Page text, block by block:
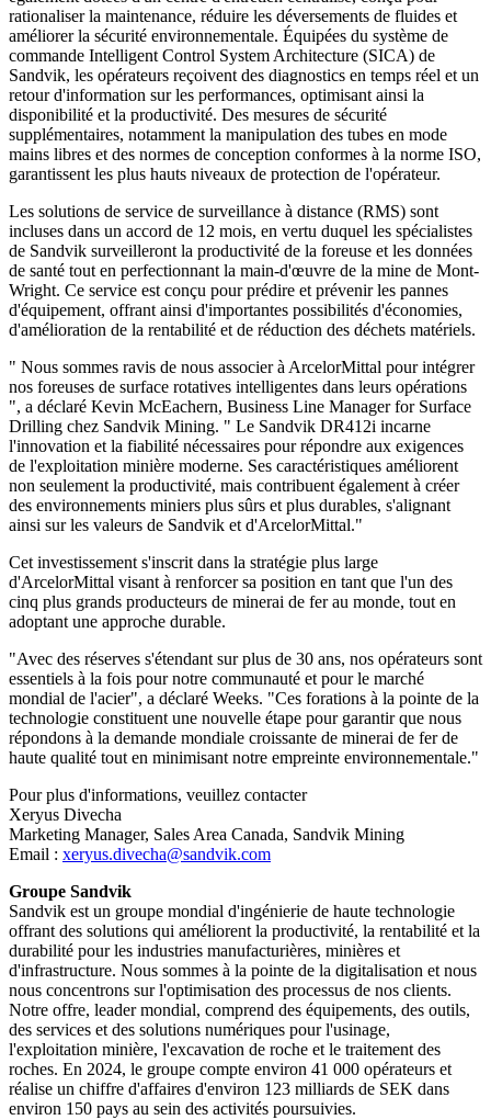
rationaliser la maintenance, réduire les déversements de fluides et
améliorer la sécurité environnementale. Équipées du système de
commande Intelligent Control System Architecture (SICA) de
Sandvik, les opérateurs reçoivent des diagnostics en temps réel et un
retour d'information sur les performances, optimisant ainsi la
disponibilité et la productivité. Des mesures de sécurité
supplémentaires, notamment la manipulation des tubes en mode
mains libres et des normes de conception conformes à la norme ISO,
garantissent les plus hauts niveaux de protection de l'opérateur.
Les solutions de service de surveillance à distance (RMS) sont
incluses dans un accord de 12 mois, en vertu duquel les spécialistes
de Sandvik surveilleront la productivité de la foreuse et les données
de santé tout en perfectionnant la main-d'œuvre de la mine de Mont-
Wright. Ce service est conçu pour prédire et prévenir les pannes
d'équipement, offrant ainsi d'importantes possibilités d'économies,
d'amélioration de la rentabilité et de réduction des déchets matériels.
" Nous sommes ravis de nous associer à ArcelorMittal pour intégrer
nos foreuses de surface rotatives intelligentes dans leurs opérations
", a déclaré Kevin McEachern, Business Line Manager for Surface
Drilling chez Sandvik Mining. " Le Sandvik DR412i incarne
l'innovation et la fiabilité nécessaires pour répondre aux exigences
de l'exploitation minière moderne. Ses caractéristiques améliorent
non seulement la productivité, mais contribuent également à créer
des environnements miniers plus sûrs et plus durables, s'alignant
ainsi sur les valeurs de Sandvik et d'ArcelorMittal."
Cet investissement s'inscrit dans la stratégie plus large
d'ArcelorMittal visant à renforcer sa position en tant que l'un des
cinq plus grands producteurs de minerai de fer au monde, tout en
adoptant une approche durable.
"Avec des réserves s'étendant sur plus de 30 ans, nos opérateurs sont
essentiels à la fois pour notre communauté et pour le marché
mondial de l'acier", a déclaré Weeks. "Ces forations à la pointe de la
technologie constituent une nouvelle étape pour garantir que nous
répondons à la demande mondiale croissante de minerai de fer de
haute qualité tout en minimisant notre empreinte environnementale."
Pour plus d'informations, veuillez contacter
Xeryus Divecha
Marketing Manager, Sales Area Canada, Sandvik Mining
Email : xeryus.divecha@sandvik.com
Groupe Sandvik
Sandvik est un groupe mondial d'ingénierie de haute technologie
offrant des solutions qui améliorent la productivité, la rentabilité et la
durabilité pour les industries manufacturières, minières et
d'infrastructure. Nous sommes à la pointe de la digitalisation et nous
nous concentrons sur l'optimisation des processus de nos clients.
Notre offre, leader mondial, comprend des équipements, des outils,
des services et des solutions numériques pour l'usinage,
l'exploitation minière, l'excavation de roche et le traitement des
roches. En 2024, le groupe compte environ 41 000 opérateurs et
réalise un chiffre d'affaires d'environ 123 milliards de SEK dans
environ 150 pays au sein des activités poursuivies.